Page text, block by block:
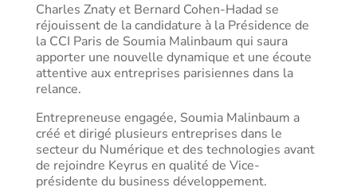
Charles Znaty et Bernard Cohen-Hadad se
réjouissent de la candidature à la Présidence de
la CCI Paris de Soumia Malinbaum qui saura
apporter une nouvelle dynamique et une écoute
attentive aux entreprises parisiennes dans la
relance.
Entrepreneuse engagée, Soumia Malinbaum a
créé et dirigé plusieurs entreprises dans le
secteur du Numérique et des technologies avant
de rejoindre Keyrus en qualité de Vice-
présidente du business développement.